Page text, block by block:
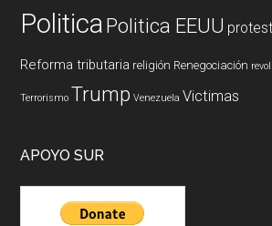
PoliticaPolitica EEUU
Reforma tributaria religión Renegociación
Terrorismo Trump Venezuela Victimas
APOYO SUR